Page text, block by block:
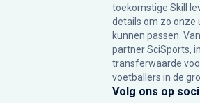
toekomstige Skill
details om zo onze
kunnen passen.
partner SciSports,
transferwaarde
voetballers in de
Volg ons op